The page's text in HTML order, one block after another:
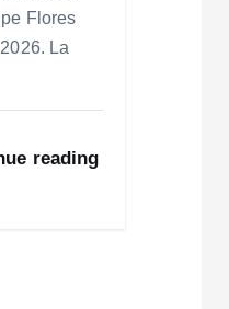
Flores
La
reading